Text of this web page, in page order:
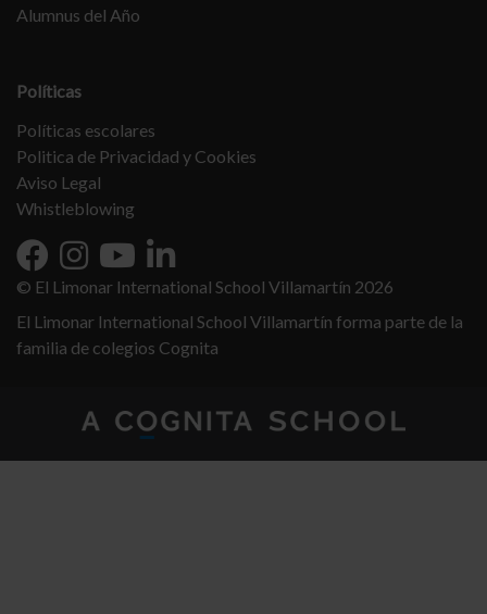
Alumnus del Año
Políticas
Políticas escolares
Politica de Privacidad y Cookies
Aviso Legal
Whistleblowing
© El Limonar International School Villamartín 2026
El Limonar International School Villamartín forma parte de la
familia de colegios Cognita